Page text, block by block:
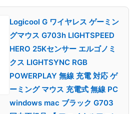
Logicool G ワイヤレス ゲーミン
グマウス G703h LIGHTSPEED
HERO 25Kセンサー エルゴノミ
クス LIGHTSYNC RGB
POWERPLAY 無線 充電 対応 ゲ
ーミング マウス 充電式 無線 PC
windows mac ブラック G703